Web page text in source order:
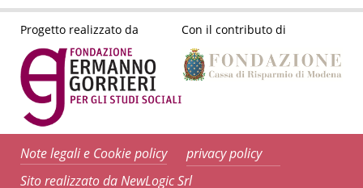
Progetto realizzato da Con il contributo di
Note legali e Cookie policy
privacy policy
Sito realizzato da NewLogic Srl